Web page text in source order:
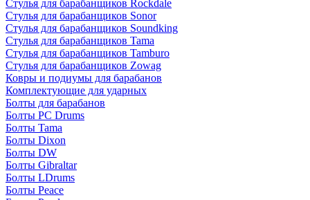
Стулья для барабанщиков Rockdale
Стулья для барабанщиков Sonor
Стулья для барабанщиков Soundking
Стулья для барабанщиков Tama
Стулья для барабанщиков Tamburo
Стулья для барабанщиков Zowag
Ковры и подиумы для барабанов
Комплектующие для ударных
Болты для барабанов
Болты PC Drums
Болты Tama
Болты Dixon
Болты DW
Болты Gibraltar
Болты LDrums
Болты Peace